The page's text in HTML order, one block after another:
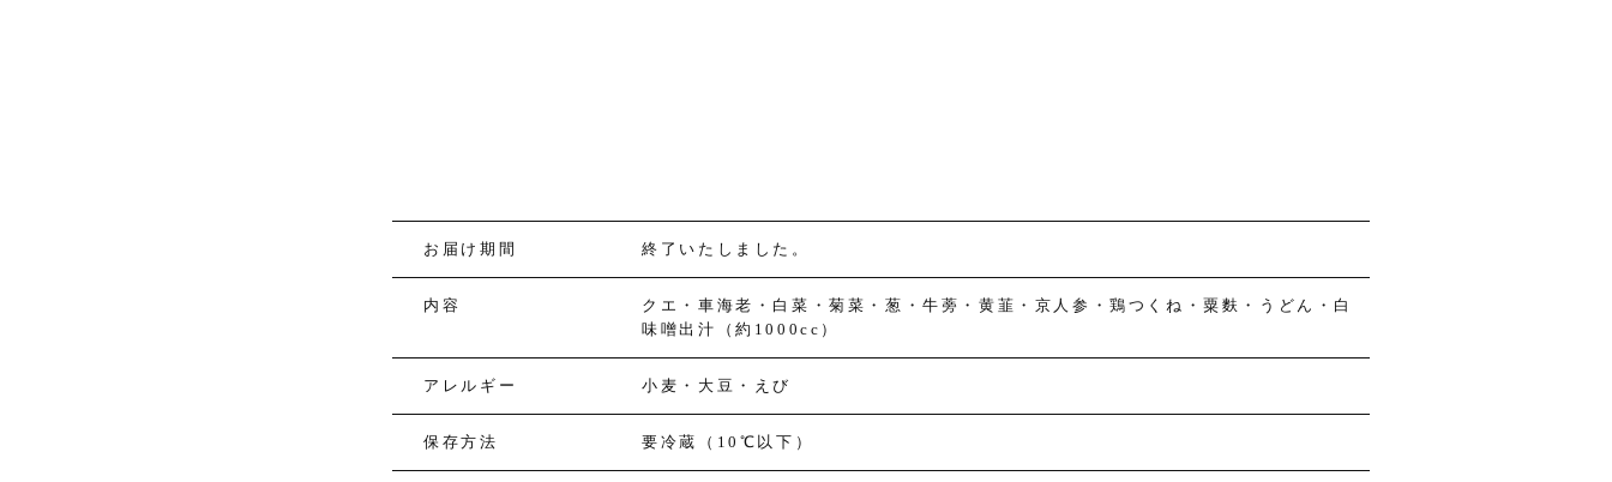
お届け期間 終了いたしました。
内容
クエ・車海老・白菜・菊菜・葱・牛蒡・黄韮・京人参・鶏つくね・粟麩・うどん・白
味噌出汁（約1000cc）
アレルギー 小麦・大豆・えび
保存方法 要冷蔵（10℃以下）